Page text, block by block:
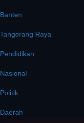
Banten
Tangerang Raya
Pendidikan
Nasional
Politik
Daerah